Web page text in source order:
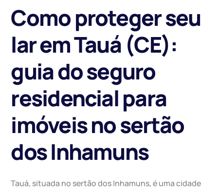
Como proteger seu
lar em Tauá (CE):
guia do seguro
residencial para
imóveis no sertão
dos Inhamuns
Tauá, situada no sertão dos Inhamuns, é uma cidade